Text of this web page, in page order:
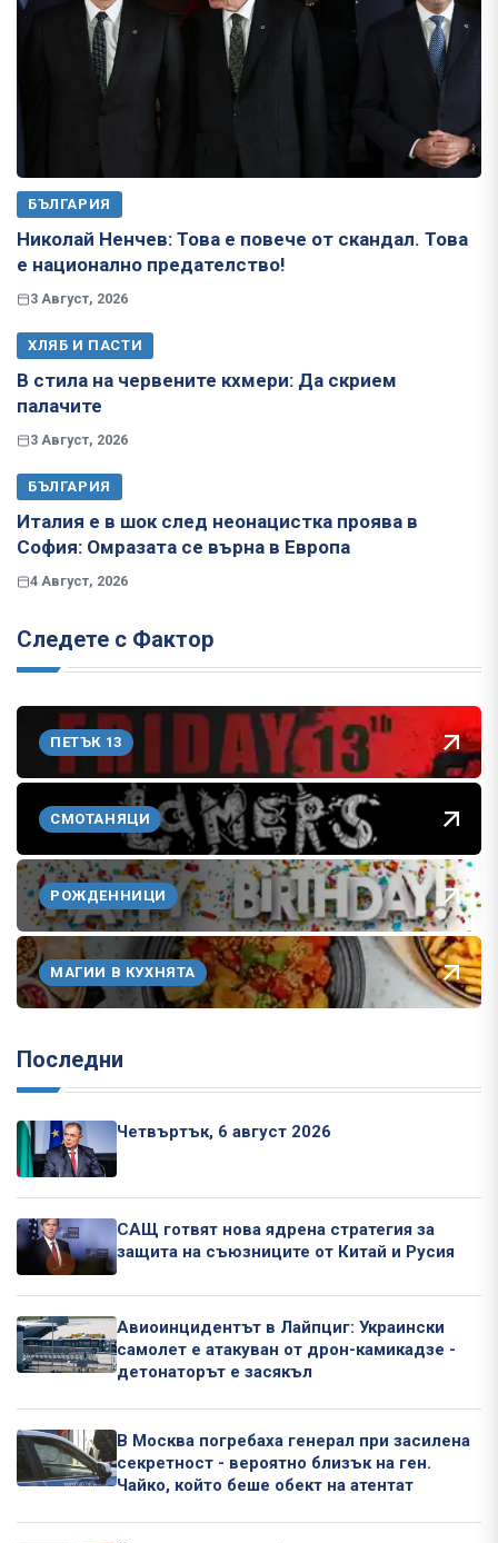
БЪЛГАРИЯ
Николай Ненчев: Това е повече от скандал. Това
е национално предателство!
3 Август, 2026
ХЛЯБ И ПАСТИ
В стила на червените кхмери: Да скрием
палачите
3 Август, 2026
БЪЛГАРИЯ
Италия е в шок след неонацистка проява в
София: Омразата се върна в Европа
4 Август, 2026
Следете с Фактор
ПЕТЪК 13
СМОТАНЯЦИ
РОЖДЕННИЦИ
МАГИИ В КУХНЯТА
Последни
Четвъртък, 6 август 2026
САЩ готвят нова ядрена стратегия за
защита на съюзниците от Китай и Русия
Авиоинцидентът в Лайпциг: Украински
самолет е атакуван от дрон-камикадзе -
детонаторът е засякъл
В Москва погребаха генерал при засилена
секретност - вероятно близък на ген.
Чайко, който беше обект на атентат